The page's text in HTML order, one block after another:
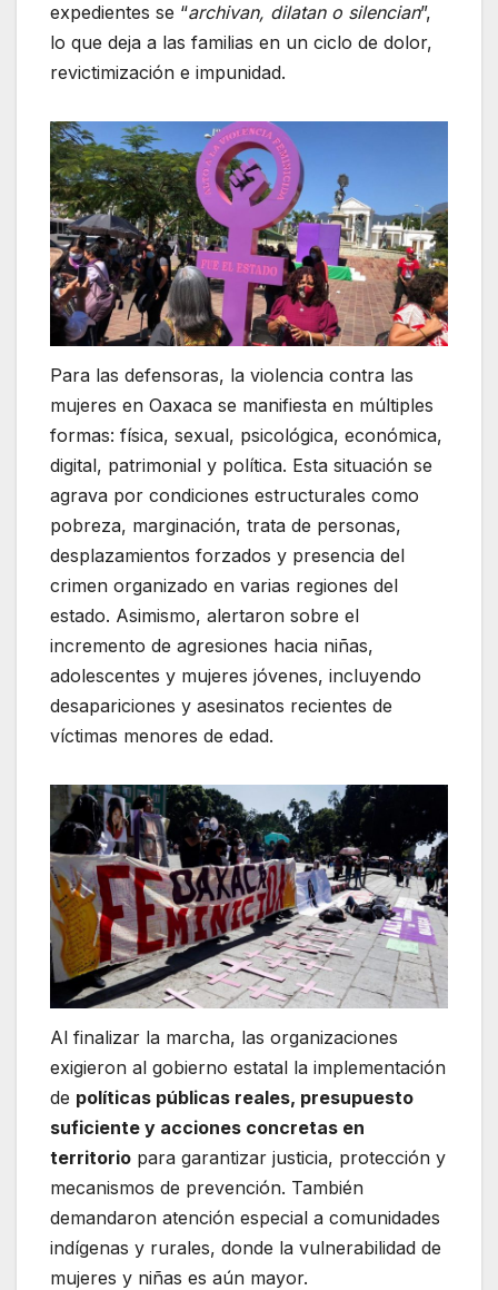
expedientes se “archivan, dilatan o silencian”,
lo que deja a las familias en un ciclo de dolor,
revictimización e impunidad.
Para las defensoras, la violencia contra las
mujeres en Oaxaca se manifiesta en múltiples
formas: física, sexual, psicológica, económica,
digital, patrimonial y política. Esta situación se
agrava por condiciones estructurales como
pobreza, marginación, trata de personas,
desplazamientos forzados y presencia del
crimen organizado en varias regiones del
estado. Asimismo, alertaron sobre el
incremento de agresiones hacia niñas,
adolescentes y mujeres jóvenes, incluyendo
desapariciones y asesinatos recientes de
víctimas menores de edad.
Al finalizar la marcha, las organizaciones
exigieron al gobierno estatal la implementación
de políticas públicas reales, presupuesto
suficiente y acciones concretas en
territorio para garantizar justicia, protección y
mecanismos de prevención. También
demandaron atención especial a comunidades
indígenas y rurales, donde la vulnerabilidad de
mujeres y niñas es aún mayor.